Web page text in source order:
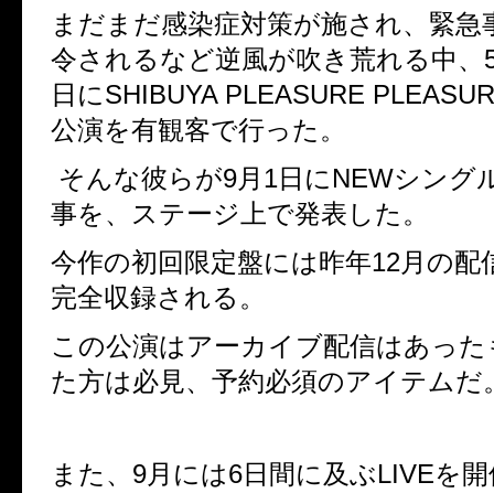
まだまだ感染症対策が施され、緊急
令されるなど逆風が吹き荒れる中、
日にSHIBUYA PLEASURE
公演を有観客で行った。
そんな彼らが9月 1日に NEWシング
事を、ステージ上で発表した。
今作の初回限定盤には昨年12月の配
完全収録される。
この公演はアーカイブ配信はあっ
た方は必見、予約必須のアイテムだ
また、 9月には6日間に及ぶLIVEを